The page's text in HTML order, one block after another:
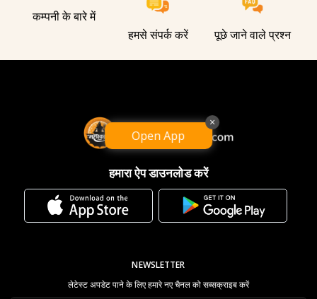
कम्पनी के बारे में
हमसे संपर्क करें
पूछे जाने वाले प्रश्न
हमारा ऐप डाउनलोड करें
NEWSLETTER
लेटेस्ट अपडेट पाने के लिए हमारे नए चैनल को सब्सक्राइब करें
Open App
×